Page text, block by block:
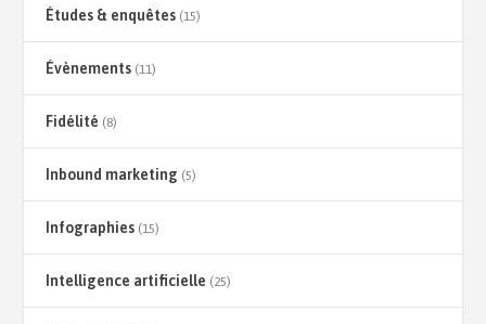
Études & enquêtes (15)
Évènements (11)
Fidélité (8)
Inbound marketing (5)
Infographies (15)
Intelligence artificielle (25)